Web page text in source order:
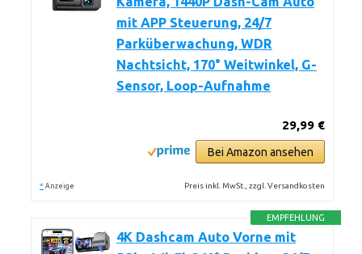
mit APP Steuerung, 24/7
Parküberwachung, WDR
Nachtsicht, 170° Weitwinkel, G-
Sensor, Loop-Aufnahme
29,99 €
Bei Amazon ansehen
* Anzeige Preis inkl. MwSt., zzgl. Versandkosten
EMPFEHLUNG
4K Dashcam Auto Vorne mit